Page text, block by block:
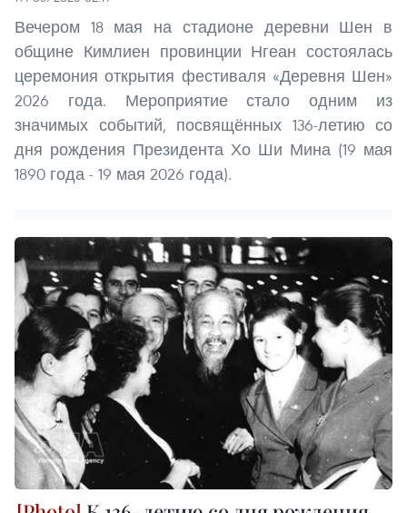
Вечером 18 мая на стадионе деревни Шен в
общине Кимлиен провинции Нгеан состоялась
церемония открытия фестиваля «Деревня Шен»
2026 года. Мероприятие стало одним из
значимых событий, посвящённых 136-летию со
дня рождения Президента Хо Ши Мина (19 мая
1890 года - 19 мая 2026 года).